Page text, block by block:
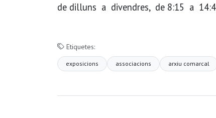
de dilluns a divendres, de 8:15 a
Etiquetes:
exposicions associacions arxiu comarcal